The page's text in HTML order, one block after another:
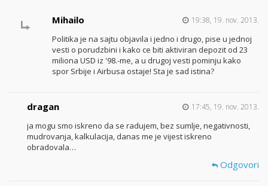
Mihailo 19:38, 19. nov. 2013.
Politika je na sajtu objavila i jedno i drugo, pise u jednoj
vesti o porudzbini i kako ce biti aktiviran depozit od 23
miliona USD iz '98.-me, a u drugoj vesti pominju kako
spor Srbije i Airbusa ostaje! Sta je sad istina?
dragan 17:45, 19. nov. 2013.
ja mogu smo iskreno da se radujem, bez sumlje, negativnosti,
mudrovanja, kalkulacija, danas me je vijest iskreno
obradovala…
Odgovori